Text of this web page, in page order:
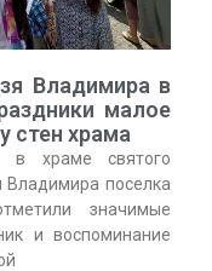
Владимира в
малое
стен храма
храме святого
Владимира поселка
значимые
и воспоминание